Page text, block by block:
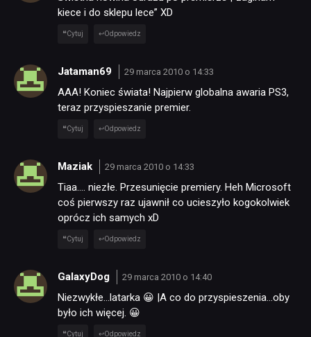
NEWSY
RECENZJE
kiece i do sklepu lece” XD
Cytuj Odpowiedz
Jataman69 29 marca 2010 o 14:33
AAA! Koniec świata! Najpierw globalna awaria PS3,
teraz przyspieszanie premier.
Cytuj Odpowiedz
Maziak 29 marca 2010 o 14:33
Tiaa…. niezłe. Przesunięcie premiery. Heh Microsoft
coś pierwszy raz ujawnił co ucieszyło kogokolwiek
oprócz ich samych xD
Cytuj Odpowiedz
GalaxyDog 29 marca 2010 o 14:40
Niezwykłe…latarka 😀 |A co do przyspieszenia…oby
było ich więcej. 😀
Cytuj Odpowiedz